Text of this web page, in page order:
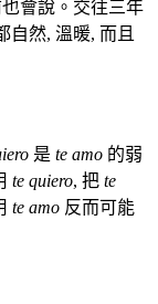
會說。交往三年
自然, 溫暖, 而且
是 te amo 的弱
te quiero, 把 te
te amo 反而可能